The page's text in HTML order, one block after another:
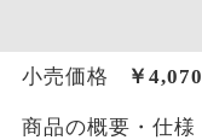
小売価格 ￥ 4,070
商品の概要・仕様